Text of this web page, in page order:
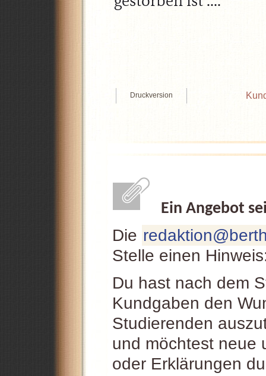
Druckversion
Ein Angebot
Die
Stelle einen
Du hast nach dem
Kundgaben den
Studierenden
und möchtest neue
oder Erklärungen